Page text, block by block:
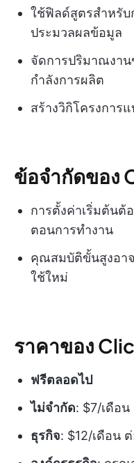
ใช้ฟิลด์สูตรสำหรั
ประมวลผลข้อมูล
จัดการปริมาณงาน
กำลังการผลิต
สร้างวิกิโครงการ
ข้อจำกัดของ
การตั้งค่าเริ่มต้นต้
ตอนการทำงาน
คุณสมบัติขั้นสูงอาจ
ใช้ใหม่
ราคาของ
ฟรีตลอดไป
ไม่จำกัด: $7/เดือ
ธุรกิจ: $12/เดือน